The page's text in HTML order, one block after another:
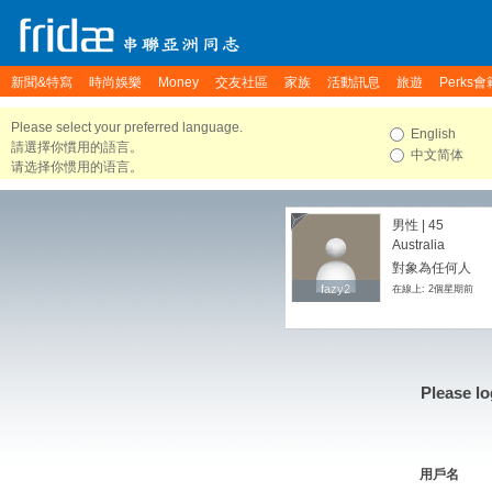
新聞&特寫 時尚娛樂 Money 交友社區 家族 活動訊息 旅遊 Perks會
Please select your preferred language.
請選擇你慣用的語言。
请选择你惯用的语言。
English
中文简体
fazy2
fazy2
男性 | 45
Australia
對象為任何人
在線上: 2個星期前
Please
用戶名